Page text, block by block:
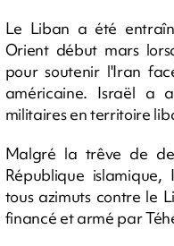
Le Liban a été
Orient début mars
pour soutenir l'Iran
américaine. Israël a
militaires en territoire
Malgré la trêve de
République
tous azimuts contre le
financé et armé par